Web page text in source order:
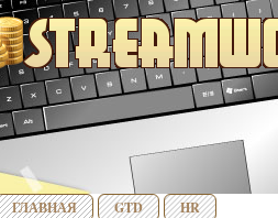
ГЛАВНАЯ GTD HR